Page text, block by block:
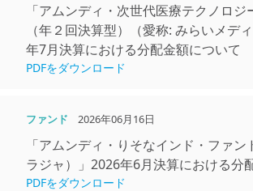
「アムンディ・次世代医療テクノロジ
（年２回決算型）（愛称: みらいメデ
年7⽉決算における分配⾦額について
PDFをダウンロード
ファンド 2026年06月16日
「アムンディ・りそなインド・ファ
ラジャ）」2026年6月決算における分
PDFをダウンロード